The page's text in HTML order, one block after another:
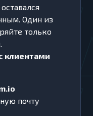
Один из
только
клиентами
почту